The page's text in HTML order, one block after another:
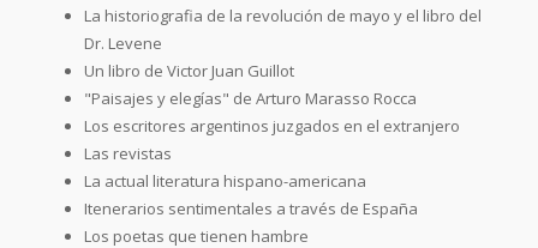
La historiografia de la revolución de mayo y el libro del
Dr. Levene
Un libro de Victor Juan Guillot
"Paisajes y elegías" de Arturo Marasso Rocca
Los escritores argentinos juzgados en el extranjero
Las revistas
La actual literatura hispano-americana
Itenerarios sentimentales a través de España
Los poetas que tienen hambre